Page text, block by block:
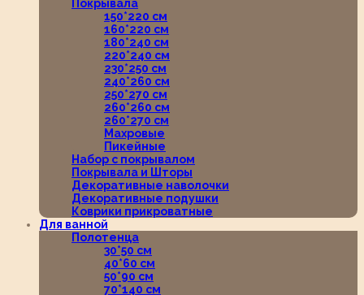
Покрывала
150*220 см
160*220 см
180*240 см
220*240 см
230*250 см
240*260 см
250*270 см
260*260 см
260*270 см
Махровые
Пикейные
Набор с покрывалом
Покрывала и Шторы
Декоративные наволочки
Декоративные подушки
Коврики прикроватные
Для ванной
Полотенца
30*50 см
40*60 см
50*90 см
70*140 см